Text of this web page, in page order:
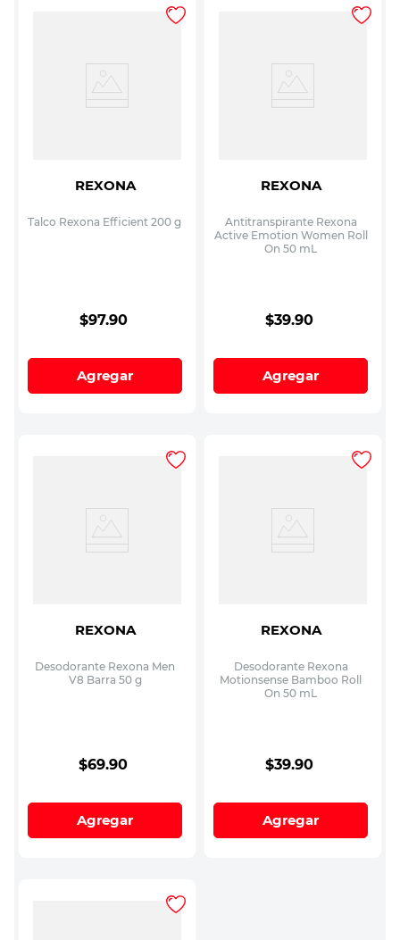
REXONA
Talco Rexona Efficient 200 g
$97.90
Agregar
REXONA
Antitranspirante Rexona
Active Emotion Women Roll
On 50 mL
$39.90
Agregar
REXONA
Desodorante Rexona Men
V8 Barra 50 g
$69.90
Agregar
REXONA
Desodorante Rexona
Motionsense Bamboo Roll
On 50 mL
$39.90
Agregar